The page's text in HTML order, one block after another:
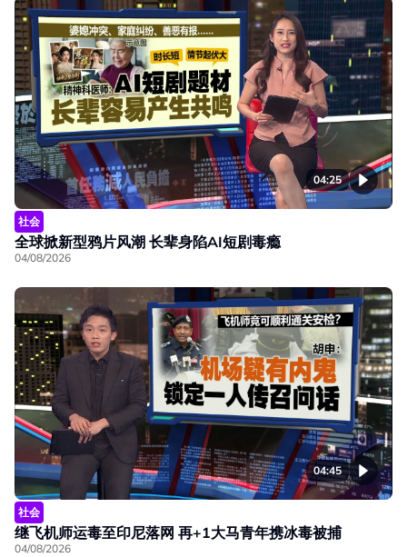
04:25
社会
全球掀新型鸦片风潮 长辈身陷AI短剧毒瘾
04/08/2026
04:45
社会
继飞机师运毒至印尼落网 再+1大马青年携冰毒被捕
04/08/2026